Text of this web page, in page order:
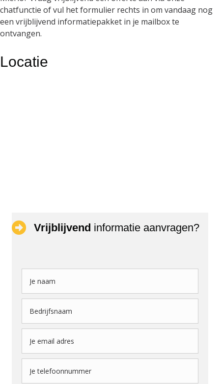
chatfunctie of vul het formulier rechts in om vandaag nog
een vrijblijvend informatiepakket in je mailbox te
ontvangen.
Locatie
Vrijblijvend informatie aanvragen?